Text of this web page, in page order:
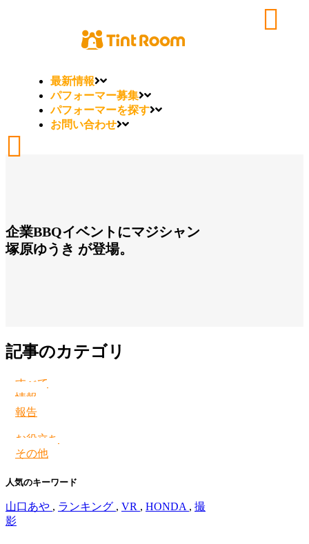
最新情報
パフォーマー募集
パフォーマーを探す
お問い合わせ
企業BBQイベントにマジシャン
塚原ゆうき が登場。
記事のカテゴリ
すべて
情報
報告
お役立ち
その他
人気のキーワード
山口あや , ランキング , VR , HONDA , 撮
影